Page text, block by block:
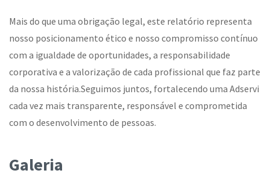
Mais do que uma obrigação legal, este relatório representa
nosso posicionamento ético e nosso compromisso contínuo
com a igualdade de oportunidades, a responsabilidade
corporativa e a valorização de cada profissional que faz parte
da nossa história.Seguimos juntos, fortalecendo uma Adservi
cada vez mais transparente, responsável e comprometida
com o desenvolvimento de pessoas.
Galeria